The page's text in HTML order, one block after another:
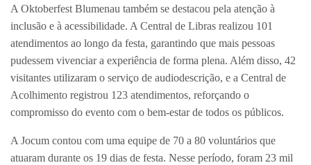
A Oktoberfest Blumenau também se destacou pela atenção à
inclusão e à acessibilidade. A Central de Libras realizou 101
atendimentos ao longo da festa, garantindo que mais pessoas
pudessem vivenciar a experiência de forma plena. Além disso, 42
visitantes utilizaram o serviço de audiodescrição, e a Central de
Acolhimento registrou 123 atendimentos, reforçando o
compromisso do evento com o bem-estar de todos os públicos.
A Jocum contou com uma equipe de 70 a 80 voluntários que
atuaram durante os 19 dias de festa. Nesse período, foram 23 mil